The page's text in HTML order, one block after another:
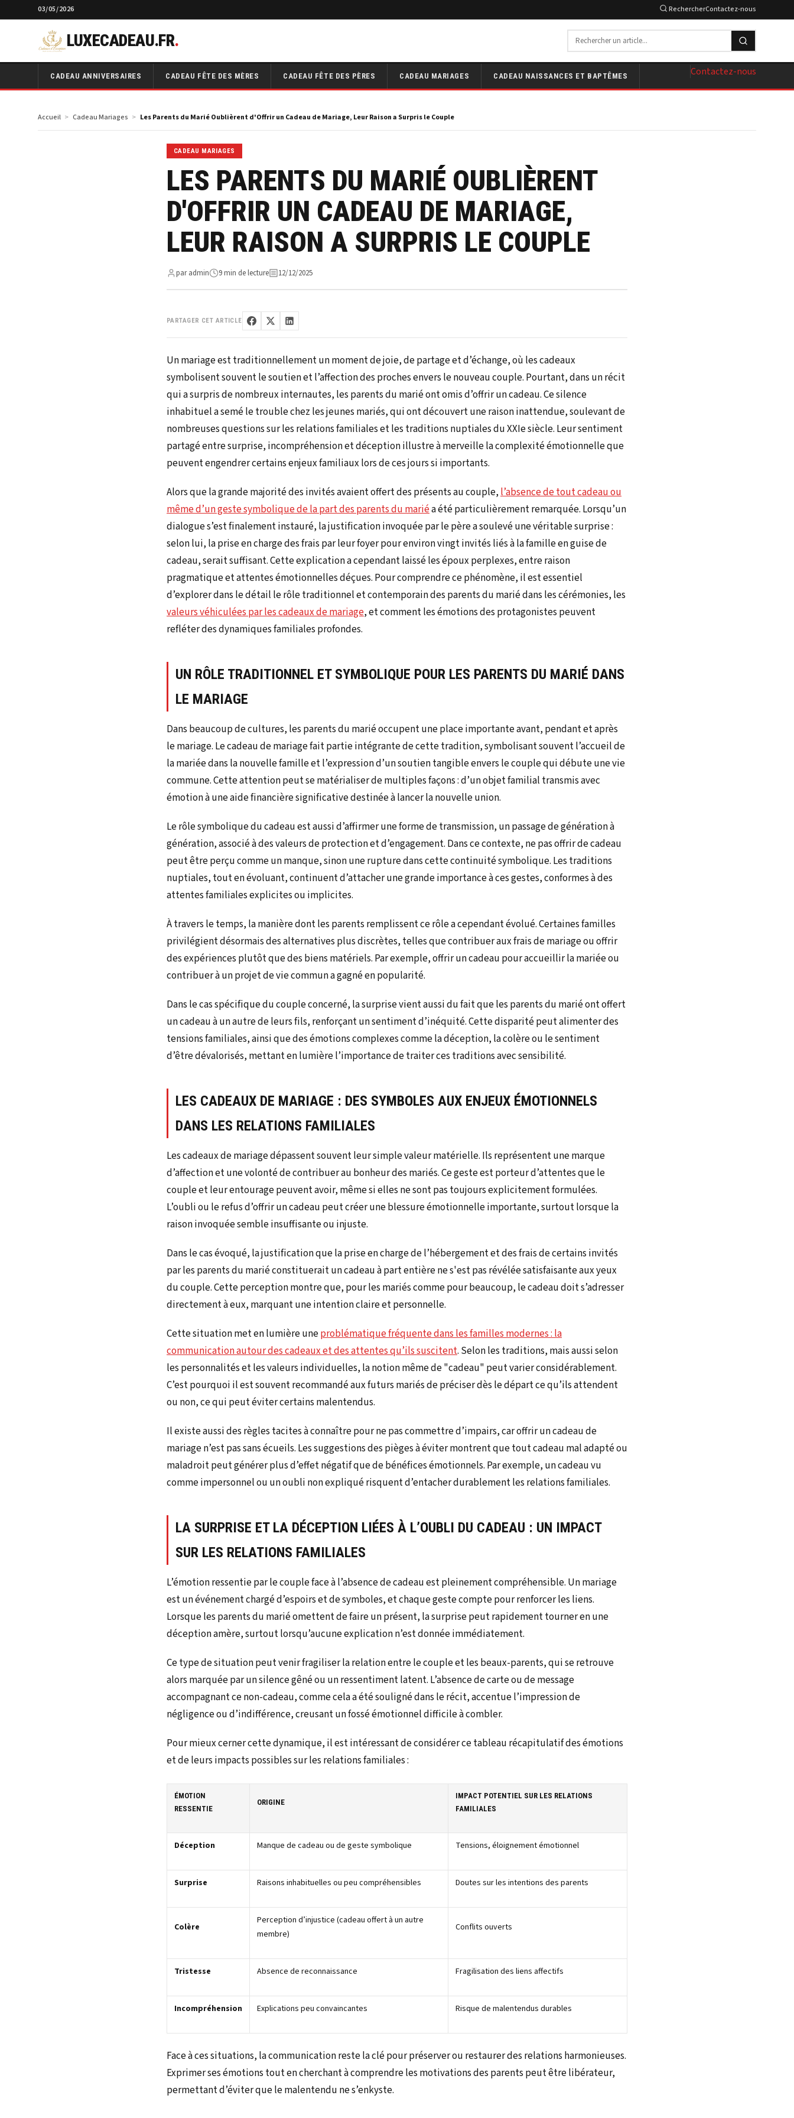
03/05/2026 RechercherContactez-nous
LUXECADEAU.FR.
CADEAU ANNIVERSAIRES CADEAU FÊTE DES MÈRES CADEAU FÊTE DES PÈRES CADEAU MARIAGES CADEAU NAISSANCES ET BAPTÊMES Contactez-nous
Accueil Cadeau Mariages Les Parents du Marié Oublièrent d'Offrir un Cadeau de Mariage, Leur Raison a Surpris le Couple
CADEAU MARIAGES
LES PARENTS DU MARIÉ OUBLIÈRENT
D'OFFRIR UN CADEAU DE MARIAGE,
LEUR RAISON A SURPRIS LE COUPLE
par admin 9 min de lecture 12/12/2025
PARTAGER CET ARTICLE
Un mariage est traditionnellement un moment de joie, de partage et d’échange, où les cadeaux
symbolisent souvent le soutien et l’affection des proches envers le nouveau couple. Pourtant, dans un récit
qui a surpris de nombreux internautes, les parents du marié ont omis d’offrir un cadeau. Ce silence
inhabituel a semé le trouble chez les jeunes mariés, qui ont découvert une raison inattendue, soulevant de
nombreuses questions sur les relations familiales et les traditions nuptiales du XXIe siècle. Leur sentiment
partagé entre surprise, incompréhension et déception illustre à merveille la complexité émotionnelle que
peuvent engendrer certains enjeux familiaux lors de ces jours si importants.
Alors que la grande majorité des invités avaient offert des présents au couple, l’absence de tout cadeau ou
même d’un geste symbolique de la part des parents du mariéa été particulièrement remarquée. Lorsqu’un
dialogue s’est finalement instauré, la justification invoquée par le père a soulevé une véritable surprise :
selon lui, la prise en charge des frais par leur foyer pour environ vingt invités liés à la famille en guise de
cadeau, serait suffisant. Cette explication a cependant laissé les époux perplexes, entre raison
pragmatique et attentes émotionnelles déçues. Pour comprendre ce phénomène, il est essentiel
d’explorer dans le détail le rôle traditionnel et contemporain des parents du marié dans les cérémonies, les
valeurs véhiculées par les cadeaux de mariage, et comment les émotions des protagonistes peuvent
refléter des dynamiques familiales profondes.
UN RÔLE TRADITIONNEL ET SYMBOLIQUE POUR LES PARENTS DU MARIÉ DANS
LE MARIAGE
Dans beaucoup de cultures, les parents du marié occupent une place importante avant, pendant et après
le mariage. Le cadeau de mariage fait partie intégrante de cette tradition, symbolisant souvent l’accueil de
la mariée dans la nouvelle famille et l’expression d’un soutien tangible envers le couple qui débute une vie
commune. Cette attention peut se matérialiser de multiples façons : d’un objet familial transmis avec
émotion à une aide financière significative destinée à lancer la nouvelle union.
Le rôle symbolique du cadeau est aussi d’affirmer une forme de transmission, un passage de génération à
génération, associé à des valeurs de protection et d’engagement. Dans ce contexte, ne pas offrir de cadeau
peut être perçu comme un manque, sinon une rupture dans cette continuité symbolique. Les traditions
nuptiales, tout en évoluant, continuent d’attacher une grande importance à ces gestes, conformes à des
attentes familiales explicites ou implicites.
À travers le temps, la manière dont les parents remplissent ce rôle a cependant évolué. Certaines familles
privilégient désormais des alternatives plus discrètes, telles que contribuer aux frais de mariage ou offrir
des expériences plutôt que des biens matériels. Par exemple, offrir un cadeau pour accueillir la mariée ou
contribuer à un projet de vie commun a gagné en popularité.
Dans le cas spécifique du couple concerné, la surprise vient aussi du fait que les parents du marié ont offert
un cadeau à un autre de leurs fils, renforçant un sentiment d’inéquité. Cette disparité peut alimenter des
tensions familiales, ainsi que des émotions complexes comme la déception, la colère ou le sentiment
d’être dévalorisés, mettant en lumière l’importance de traiter ces traditions avec sensibilité.
LES CADEAUX DE MARIAGE : DES SYMBOLES AUX ENJEUX ÉMOTIONNELS
DANS LES RELATIONS FAMILIALES
Les cadeaux de mariage dépassent souvent leur simple valeur matérielle. Ils représentent une marque
d’affection et une volonté de contribuer au bonheur des mariés. Ce geste est porteur d’attentes que le
couple et leur entourage peuvent avoir, même si elles ne sont pas toujours explicitement formulées.
L’oubli ou le refus d’offrir un cadeau peut créer une blessure émotionnelle importante, surtout lorsque la
raison invoquée semble insuffisante ou injuste.
Dans le cas évoqué, la justification que la prise en charge de l’hébergement et des frais de certains invités
par les parents du marié constituerait un cadeau à part entière ne s'est pas révélée satisfaisante aux yeux
du couple. Cette perception montre que, pour les mariés comme pour beaucoup, le cadeau doit s’adresser
directement à eux, marquant une intention claire et personnelle.
Cette situation met en lumière uneproblématique fréquente dans les familles modernes : la
communication autour des cadeaux et des attentes qu’ils suscitent. Selon les traditions, mais aussi selon
les personnalités et les valeurs individuelles, la notion même de "cadeau" peut varier considérablement.
C’est pourquoi il est souvent recommandé aux futurs mariés de préciser dès le départ ce qu’ils attendent
ou non, ce qui peut éviter certains malentendus.
Il existe aussi des règles tacites à connaître pour ne pas commettre d’impairs, car offrir un cadeau de
mariage n’est pas sans écueils. Les suggestions des pièges à éviter montrent que tout cadeau mal adapté ou
maladroit peut générer plus d’effet négatif que de bénéfices émotionnels. Par exemple, un cadeau vu
comme impersonnel ou un oubli non expliqué risquent d’entacher durablement les relations familiales.
LA SURPRISE ET LA DÉCEPTION LIÉES À L’OUBLI DU CADEAU : UN IMPACT
SUR LES RELATIONS FAMILIALES
L’émotion ressentie par le couple face à l’absence de cadeau est pleinement compréhensible. Un mariage
est un événement chargé d’espoirs et de symboles, et chaque geste compte pour renforcer les liens.
Lorsque les parents du marié omettent de faire un présent, la surprise peut rapidement tourner en une
déception amère, surtout lorsqu’aucune explication n’est donnée immédiatement.
Ce type de situation peut venir fragiliser la relation entre le couple et les beaux-parents, qui se retrouve
alors marquée par un silence gêné ou un ressentiment latent. L’absence de carte ou de message
accompagnant ce non-cadeau, comme cela a été souligné dans le récit, accentue l’impression de
négligence ou d’indifférence, creusant un fossé émotionnel difficile à combler.
Pour mieux cerner cette dynamique, il est intéressant de considérer ce tableau récapitulatif des émotions
et de leurs impacts possibles sur les relations familiales :
ÉMOTION
RESSENTIE
ORIGINE
IMPACT POTENTIEL SUR LES RELATIONS
FAMILIALES
Déception Manque de cadeau ou de geste symbolique Tensions, éloignement émotionnel
Surprise Raisons inhabituelles ou peu compréhensibles Doutes sur les intentions des parents
Colère
Perception d’injustice (cadeau offert à un autre
membre)
Conflits ouverts
Tristesse Absence de reconnaissance Fragilisation des liens affectifs
Incompréhension Explications peu convaincantes Risque de malentendus durables
Face à ces situations, la communication reste la clé pour préserver ou restaurer des relations harmonieuses.
Exprimer ses émotions tout en cherchant à comprendre les motivations des parents peut être libérateur,
permettant d’éviter que le malentendu ne s’enkyste.